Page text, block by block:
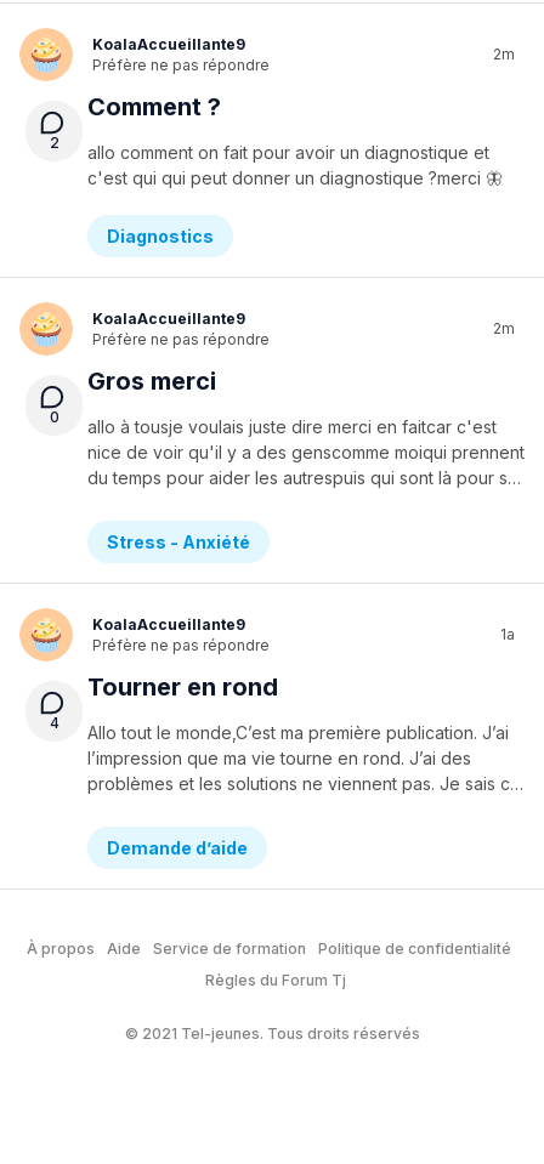
KoalaAccueillante9
Préfère ne pas répondre
2m
Comment ?
allo comment on fait pour avoir un diagnostique et
c'est qui qui peut donner un diagnostique ?merci 🦋
2
Diagnostics
KoalaAccueillante9
Préfère ne pas répondre
2m
Gros merci
allo à tousje voulais juste dire merci en faitcar c'est
nice de voir qu'il y a des genscomme moiqui prennent
du temps pour aider les autrespuis qui sont là pour supporter facque gros merci à toute la gang qui écrit sur le forumvous êtes tous des gens extraordinaires si ya quoique ce soit je suis laune poussière dans luniversqui essaie de faire la differencepuis qui essaie d'aller mieuxpuis guyssss c possible je suis en train de réussir enfinje croisjesperepuis après un anca va mieux donc lâchez pasc possibleet vous êtes trop niceon est capable :)si la vie n'est pas belle mtnelle le sera plus tard c sur 🦋🦋
0
Stress - Anxiété
KoalaAccueillante9
Préfère ne pas répondre
1a
Tourner en rond
Allo tout le monde,C’est ma première publication. J’ai
l’impression que ma vie tourne en rond. J’ai des
problèmes et les solutions ne viennent pas. Je sais ce que je pourrais/devrais faire, mais il y a toujours une bonne raison de ne pas le faire. Je suis dans un flou artistique avec quelqu’un et je sais pas où ça s’en va mais je ne veux pas blesser ou énerver la personne en étant trop intense ou insistante. Alors j’attends et j’espère, mais ça me fait stresser. J’ai aucune patience avec certaines personnes alors qu’elles font beaucoup pour moi (mes parents). J’essaie de leur donner de l’attention mais ça n’aide pas et je me sens coupable. J’avais l’impression d’aller mieux, et je vais moins pire qu’avant mais je retourne vers le bas et c’est triste. Je tourne en rond et je sais pas comment arrêter.C’est épuisant car j’ai l’impression que rien n’avance et que ça se répète sans cesse. Les journées s’allongent car j’arrive pas à m’endormir avec ce tourbillon.Même si j’ai des amis présents, je me sens tout le temps seule quand elles sont pas là et je sais que ce n’est pas normal. Est ce que vous pouvez m’aider ?Merci d’avoir lu mon géant monologue :) @KoalaAccueillante9
4
Demande d’aide
À propos Aide Service de formation
Politique de confidentialité
Règles du Forum Tj
© 2021 Tel-jeunes. Tous droits réservés